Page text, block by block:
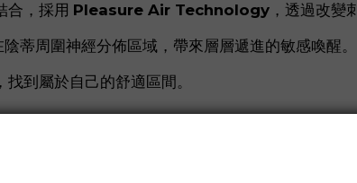
，採用 Pleasure Air Technology ，透過改變
蒂周圍神經分佈區域，帶來層層遞進的敏感喚醒
到屬於自己的舒適區間。